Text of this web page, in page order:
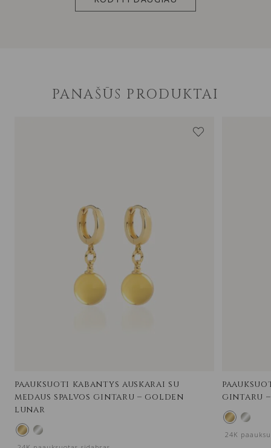
PANAŠŪS PRODUKTAI
paauksuoti kabantys auskarai su
medaus spalvos gintaru – golden
lunar
gintaru
24K